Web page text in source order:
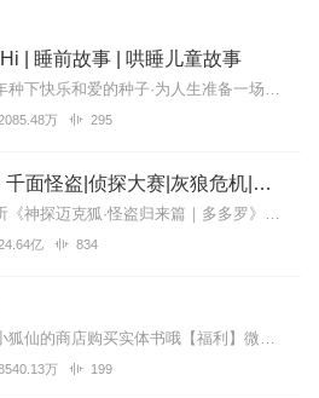
| 睡前故事 | 哄睡儿童故事
把童话还给童年种下快乐和爱的种子·为人生准备一场动人的开篇给童年最美的童话：童话有温度深度策划改编原著故事，弱化过度悲惨的结局，为孩子种下美好，纯净的童年种子童...
万 295
神探迈克狐· 千面怪盗|侦探大赛|灰狼危机|多多罗
新专辑点击收听《神探迈克狐·怪盗归来篇｜多多罗》！！！>>>点击进入主播橱窗购买《神探迈克狐》系列图书吧!<<<多多罗故事【点击前往】收听多多罗其他好玩有趣的故...
亿 834
点击这里进入小狐仙的商店购买实体书哦【福利】微信【xmly70】,领取限量福利专辑hi，亲爱的朋友们，收听专辑送福利啦！即日起，收听过本专辑的用户，即可免费领...
万 199